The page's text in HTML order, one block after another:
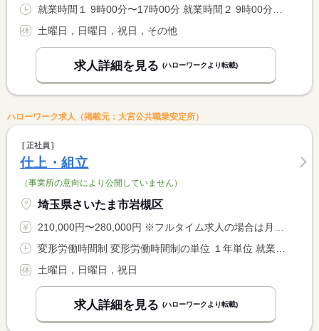
就業時間１ 9時00分〜17時00分 就業時間２ 9時00分〜16時00分 又は 9時00分〜17時00分の時間の間の3時間以上 就業時間に関する特記事項 午前のみ・午後のみ応相談 <BR> 勤務日数時間もご相談に応じます <BR> 休憩時間は法定通り取得します
土曜日，日曜日，祝日，その他
求人詳細を見る (ハローワークより転載)
ハローワーク求人（掲載元：大宮公共職業安定所）
正社員
仕上・組立
（事業所の意向により公開していません）
埼玉県さいたま市岩槻区
210,000円〜280,000円 ※フルタイム求人の場合は月額（換算額）、パート求人の場合は時間額を表示しています。
変形労働時間制 変形労働時間制の単位 １年単位 就業時間１ 8時00分〜17時30分
土曜日，日曜日，祝日
求人詳細を見る (ハローワークより転載)